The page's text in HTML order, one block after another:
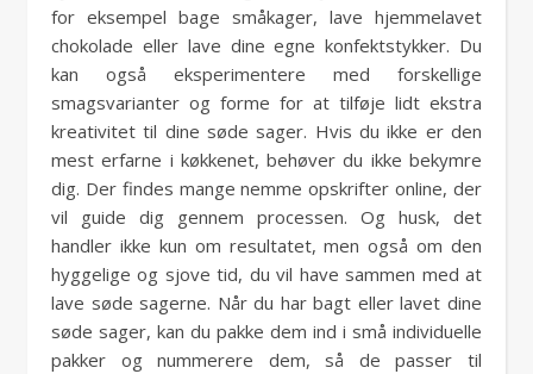
for eksempel bage småkager, lave hjemmelavet
chokolade eller lave dine egne konfektstykker. Du
kan også eksperimentere med forskellige
smagsvarianter og forme for at tilføje lidt ekstra
kreativitet til dine søde sager. Hvis du ikke er den
mest erfarne i køkkenet, behøver du ikke bekymre
dig. Der findes mange nemme opskrifter online, der
vil guide dig gennem processen. Og husk, det
handler ikke kun om resultatet, men også om den
hyggelige og sjove tid, du vil have sammen med at
lave søde sagerne. Når du har bagt eller lavet dine
søde sager, kan du pakke dem ind i små individuelle
pakker og nummerere dem, så de passer til